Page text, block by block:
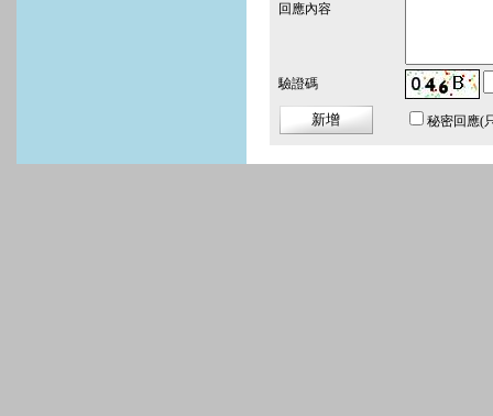
回應內容
驗證碼
秘密回應(